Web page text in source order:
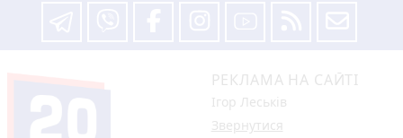
РЕКЛАМА НА САЙТІ
Ігор Леськів
Звернутися